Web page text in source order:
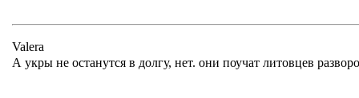
Valera
А укры не останутся в долгу, нет. они поучат литовцев